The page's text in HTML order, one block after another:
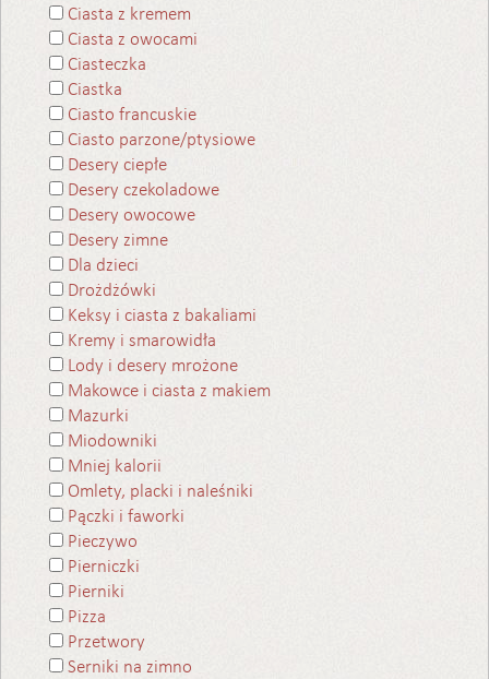
Ciasta z kremem
Ciasta z owocami
Ciasteczka
Ciastka
Ciasto francuskie
Ciasto parzone/ptysiowe
Desery ciepłe
Desery czekoladowe
Desery owocowe
Desery zimne
Dla dzieci
Drożdżówki
Keksy i ciasta z bakaliami
Kremy i smarowidła
Lody i desery mrożone
Makowce i ciasta z makiem
Mazurki
Miodowniki
Mniej kalorii
Omlety, placki i naleśniki
Pączki i faworki
Pieczywo
Pierniczki
Pierniki
Pizza
Przetwory
Serniki na zimno